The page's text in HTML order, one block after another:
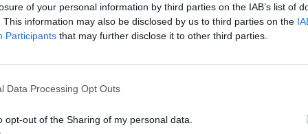
of your personal information by third parties on the IAB’s list of
This information may also be disclosed by us to third parties on the
Participants that may further disclose it to other third parties.
Data Processing Opt Outs
opt-out of the Sharing of my personal data.
αντιδρά αργά, σύμφωνα με την ίδια,
έλλειψη συντονισμού και
άλλες κρίσεις, όπως η πανδημία, ο
μετατοπίζουν την προσοχή.
στον τουρισμό, από την κλιματική